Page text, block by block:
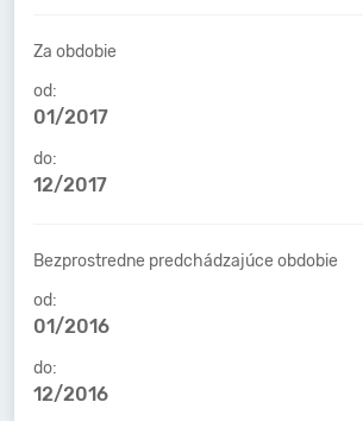
Za obdobie
od:
01/2017
do:
12/2017
Bezprostredne predchádzajúce obdobie
od:
01/2016
do:
12/2016